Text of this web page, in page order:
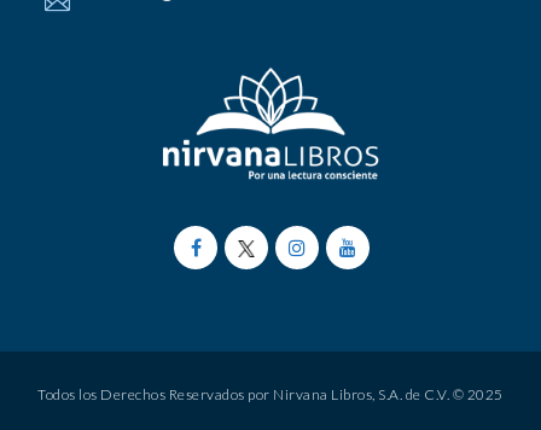
Todos los Derechos Reservados por Nirvana Libros, S.A. de C.V. © 2025